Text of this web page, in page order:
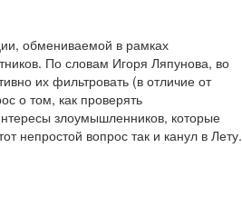
обмениваемой в рамках
По словам Игоря Ляпунова, во
их фильтровать (в отличие от
о том, как проверять
злоумышленников, которые
непростой вопрос так и канул в Лету.